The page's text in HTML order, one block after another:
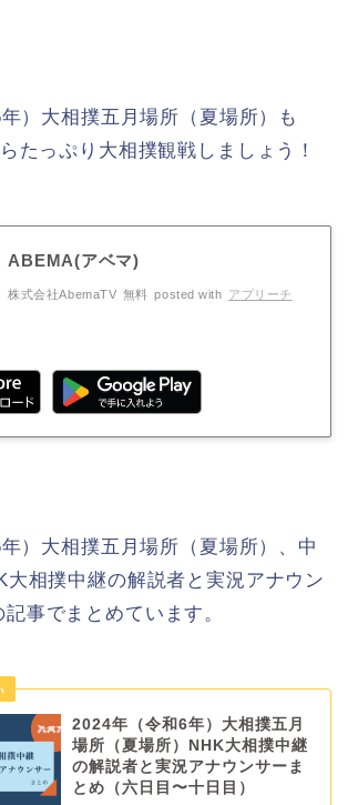
）大相撲五月場所（夏場所）も
たっぷり大相撲観戦しましょう！
ABEMA(アベマ)
株式会社AbemaTV 無料 posted with アプリーチ
）大相撲五月場所（夏場所）、中
大相撲中継の解説者と実況アナウン
事でまとめています。
2024年（令和6年）大相撲五月
場所（夏場所）NHK大相撲中継
の解説者と実況アナウンサーま
とめ（六日目〜十日目）